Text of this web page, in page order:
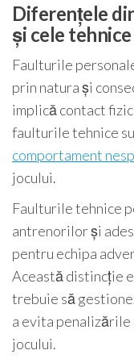
Diferențele
și cele tehnice
Faulturile
prin natura și
implică contact
faulturile tehnice
comportament
jocului.
Faulturile tehnice
antrenorilor și
pentru echipa
Această distincție
trebuie să
a evita
jocului.